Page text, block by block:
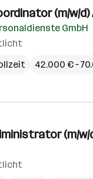
(m/w/
GmbH
42.000 € –
(m/w/